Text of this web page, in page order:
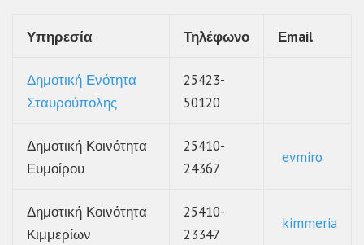
Υπηρεσία Τηλέφωνο Εmail
Δημοτική Ενότητα
Σταυρούπολης
25423-
50120
Δημοτική Κοινότητα
Ευμοίρου
25410-
24367
evmiro
Δημοτική Κοινότητα
Κιμμερίων
25410-
23347
kimmeria